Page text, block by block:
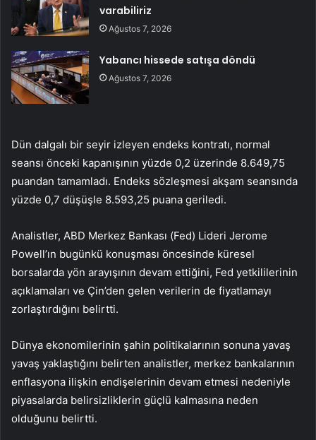
varabiliriz
Ağustos 7, 2026
Yabancı hissede satışa döndü
Ağustos 7, 2026
Dün dalgalı bir seyir izleyen endeks kontratı, normal
seansı önceki kapanışının yüzde 0,2 üzerinde 8.649,75
puandan tamamladı. Endeks sözleşmesi akşam seansında
yüzde 0,7 düşüşle 8.593,25 puana geriledi.
Analistler, ABD Merkez Bankası (Fed) Lideri Jerome
Powell’ın bugünkü konuşması öncesinde küresel
borsalarda yön arayışının devam ettiğini, Fed yetkililerinin
açıklamaları ve Çin’den gelen verilerin de fiyatlamayı
zorlaştırdığını belirtti.
Dünya ekonomilerinin şahin politikalarının sonuna yavaş
yavaş yaklaştığını belirten analistler, merkez bankalarının
enflasyona ilişkin endişelerinin devam etmesi nedeniyle
piyasalarda belirsizliklerin güçlü kalmasına neden
olduğunu belirtti.